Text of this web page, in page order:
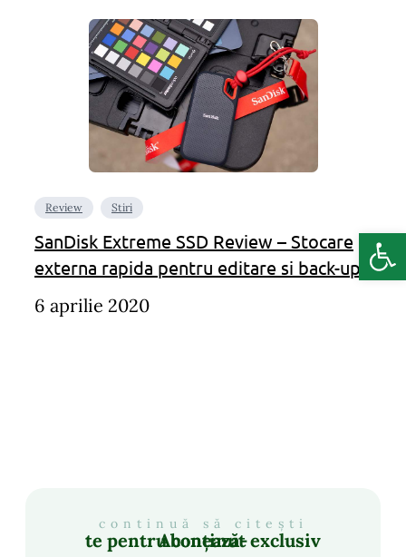
Review Stiri
SanDisk Extreme SSD Review – Stocare
externa rapida pentru editare si back-up
6 aprilie 2020
continuă să citești
Abonează-te pentru conținut exclusiv